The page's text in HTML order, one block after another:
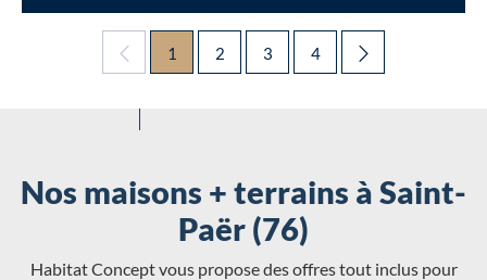
1 2 3 4
Nos maisons + terrains à Saint-
Paër (76)
Habitat Concept vous propose des offres tout inclus pour